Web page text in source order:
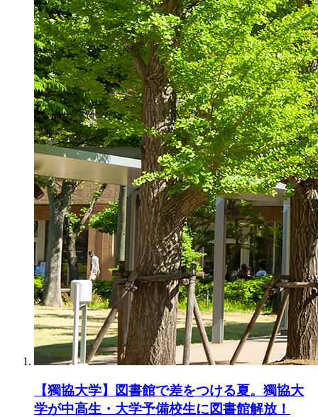
【獨協大学】図書館で差をつける夏。獨協大
学が中高生・大学予備校生に図書館解放！